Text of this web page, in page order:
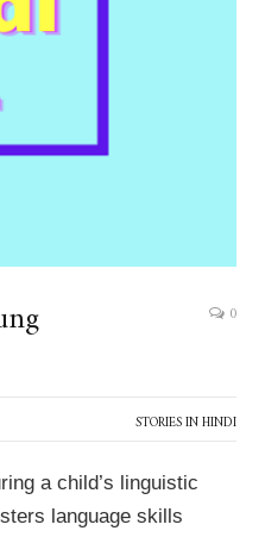
0
STORIES IN HINDI
a child’s linguistic
language skills